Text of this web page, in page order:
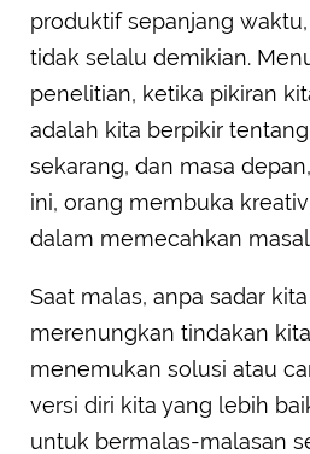
produktif sepanjang
tidak selalu demikian.
penelitian, ketika pikiran
adalah kita berpikir
sekarang, dan masa
ini, orang membuka
dalam memecahkan
Saat malas, anpa sadar
merenungkan tindakan
menemukan solusi atau
versi diri kita yang lebih
untuk bermalas-malasan